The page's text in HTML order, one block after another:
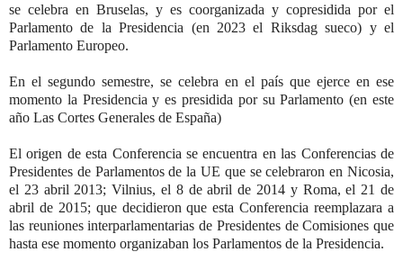
se celebra en Bruselas, y es coorganizada y copresidida por el
Parlamento de la Presidencia (en 2023 el Riksdag sueco) y el
Parlamento Europeo.
En el segundo semestre, se celebra en el país que ejerce en ese
momento la Presidencia y es presidida por su Parlamento (en este
año Las Cortes Generales de España)
El origen de esta Conferencia se encuentra en las Conferencias de
Presidentes de Parlamentos de la UE que se celebraron en Nicosia,
el 23 abril 2013; Vilnius, el 8 de abril de 2014 y Roma, el 21 de
abril de 2015; que decidieron que esta Conferencia reemplazara a
las reuniones interparlamentarias de Presidentes de Comisiones que
hasta ese momento organizaban los Parlamentos de la Presidencia.